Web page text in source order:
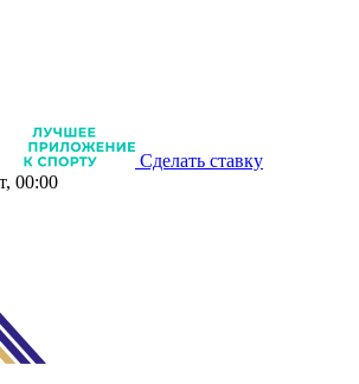
Сделать ставку
00:00